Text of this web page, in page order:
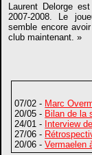
Laurent Delorge
2007-2008. Le
semble encore
club maintenant. »
07/02 - Marc
20/05 - Bilan de la
24/01 - Interview
27/06 -
20/06 -Vermaelen